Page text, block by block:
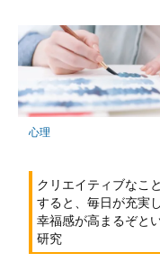
心理
クリエイティブなこ
すると、毎日が充実
幸福感が高まるぞと
研究